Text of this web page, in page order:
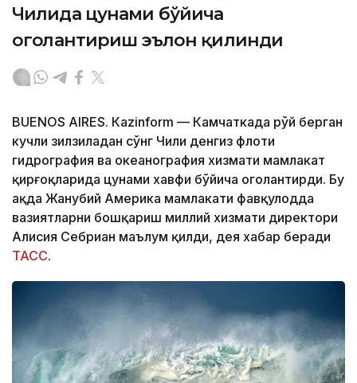
Чилида цунами бўйича
огоҳлантириш эълон қилинди
BUENOS AIRES. Кazinform — Камчаткада рўй берган
кучли зилзиладан сўнг Чили денгиз флоти
гидрография ва океанография хизмати мамлакат
қирғоқларида цунами хавфи бўйича огоҳлантирди. Бу
ҳақда Жанубий Америка мамлакати фавқулодда
вазиятларни бошқариш миллий хизмати директори
Алисия Себриан маълум қилди, дея хабар беради
ТАСС.